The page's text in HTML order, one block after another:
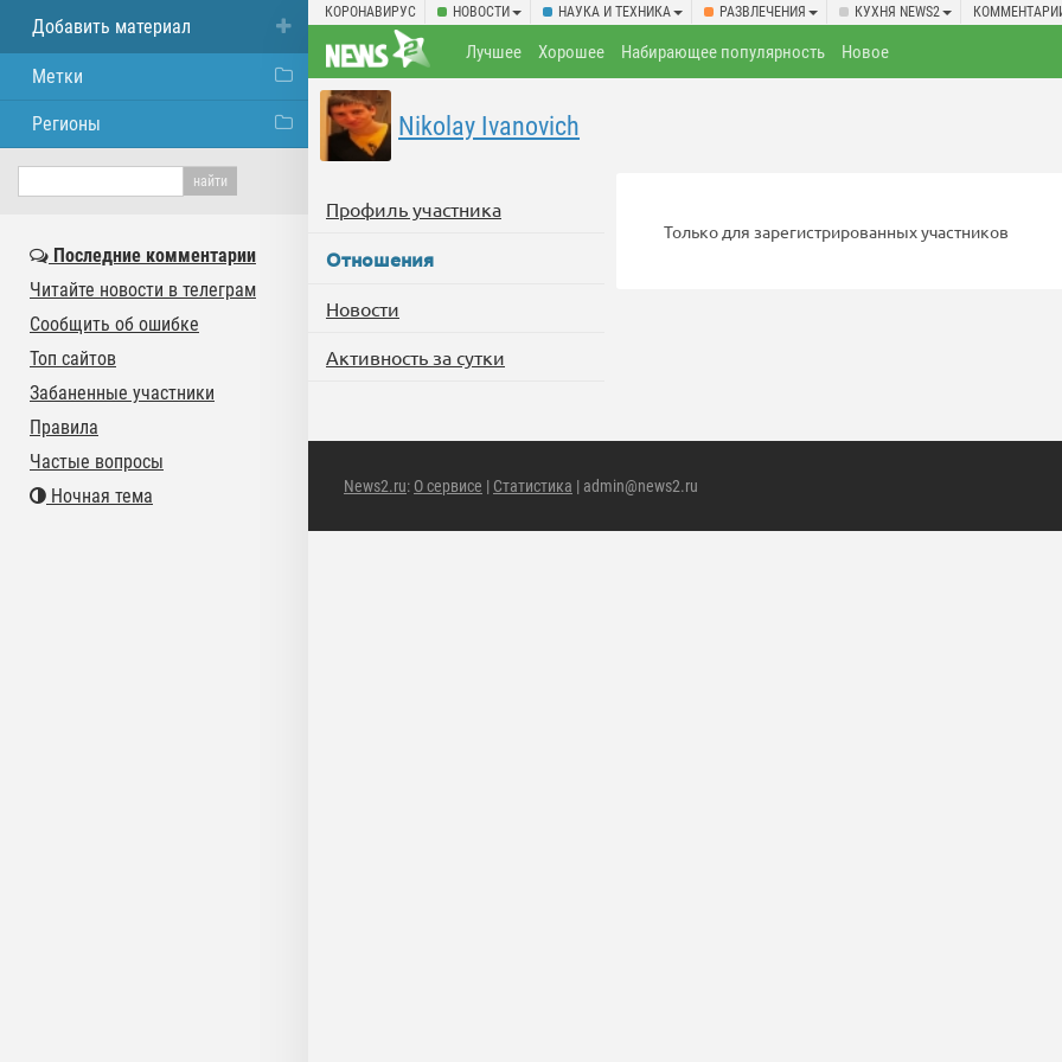
КОРОНАВИРУС НОВОСТИ НАУКА И ТЕХНИКА РАЗВЛЕЧЕНИЯ КУХНЯ NEWS2
Лучшее Хорошее Набирающее популярность Новое
Nikolay Ivanovich
Профиль участника
Отношения
Новости
Активность за сутки
Только для зарегистрированных участников
News2.ru: О сервисе | Статистика | admin@news2.ru
Добавить материал
Метки
Регионы
Последние комментарии
Читайте новости в телеграм
Сообщить об ошибке
Топ сайтов
Забаненные участники
Правила
Частые вопросы
Ночная тема